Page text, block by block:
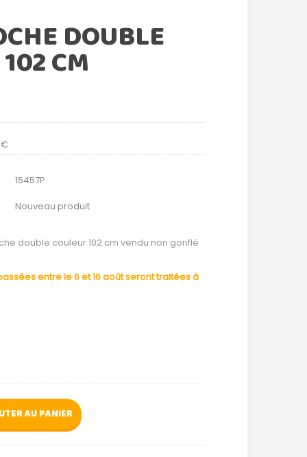
DOUBLE
CM
15457P
Nouveau produit
double couleur 102 cm vendu non gonflé
entre le 6 et 16 août seront traitées à
AU PANIER